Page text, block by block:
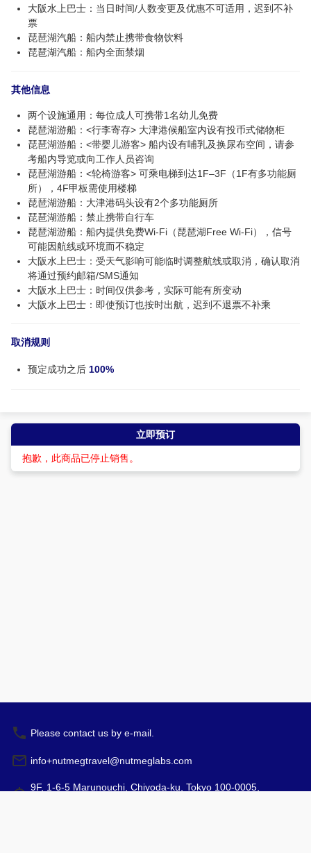
大阪水上巴士：当日时间/人数变更及优惠不可适用，迟到不补
票
琵琶湖汽船：船内禁止携带食物饮料
琵琶湖汽船：船内全面禁烟
其他信息
两个设施通用：每位成人可携带1名幼儿免费
琵琶湖游船：<行李寄存> 大津港候船室内设有投币式储物柜
琵琶湖游船：<带婴儿游客> 船内设有哺乳及换尿布空间，请参
考船内导览或向工作人员咨询
琵琶湖游船：<轮椅游客> 可乘电梯到达1F–3F（1F有多功能厕
所），4F甲板需使用楼梯
琵琶湖游船：大津港码头设有2个多功能厕所
琵琶湖游船：禁止携带自行车
琵琶湖游船：船内提供免费Wi-Fi（琵琶湖Free Wi-Fi），信号
可能因航线或环境而不稳定
大阪水上巴士：受天气影响可能临时调整航线或取消，确认取消
将通过预约邮箱/SMS通知
大阪水上巴士：时间仅供参考，实际可能有所变动
大阪水上巴士：即使预订也按时出航，迟到不退票不补乘
取消规则
预定成功之后 100%
立即预订
抱歉，此商品已停止销售。
Please contact us by e-mail.
info+nutmegtravel@nutmeglabs.com
9F, 1-6-5 Marunouchi, Chiyoda-ku, Tokyo 100-0005,